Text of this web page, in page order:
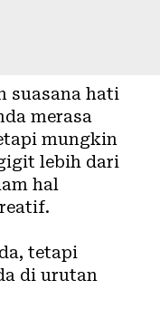
suasana hati
merasa
mungkin
lebih dari
hal
tetapi
di urutan